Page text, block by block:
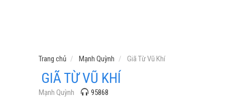
Trang chủ Mạnh Quỳnh Giã Từ Vũ Khí
GIÃ TỪ VŨ KHÍ
Mạnh Quỳnh 95868